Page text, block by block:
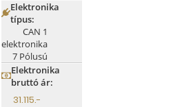
Elektronika
típus:
CAN 1
elektronika
7 Pólusú
Elektronika
bruttó ár:
31.115.-